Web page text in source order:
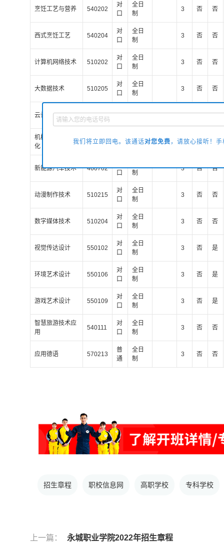
烹饪工艺与营养 540202
对
口
全日
制
3 否 否
西式烹饪工艺 540204
对
口
全日
制
3 否 否
计算机网络技术 510202
对
口
全日
制
3 否 否
大数据技术 510205
对
口
全日
制
3 否 否
云计算技术应用 510206 3 否 否
机械制造及自动
化
460104
口
全日
制
3 否 否
新能源汽车技术 460702
口
制
3 否 否
动漫制作技术 510215
对
口
全日
制
3 否 否
数字媒体技术 510204
对
口
全日
制
3 否 否
视觉传达设计 550102
对
口
全日
制
3 否 是
环境艺术设计 550106
对
口
全日
制
3 否 是
游戏艺术设计 550109
对
口
全日
制
3 否 是
智慧旅游技术应
用
540111
对
口
全日
制
3 否 否
应用德语 570213
普
通
全日
制
3 否 否
招生章程 职校信息网 高职学校 专科学校
上一篇： 永城职业学院2022年招生章程
我们将立即回电。该通话对您免费 ，请放心接听！